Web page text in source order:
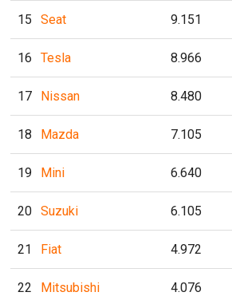
15 Seat 9.151
16 Tesla 8.966
17 Nissan 8.480
18 Mazda 7.105
19 Mini 6.640
20 Suzuki 6.105
21 Fiat 4.972
22 Mitsubishi 4.076